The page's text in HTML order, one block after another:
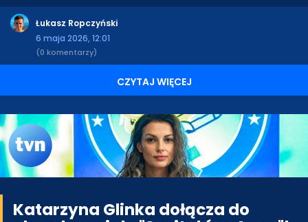
Łukasz Ropczyński
6 maja 2026, 12:01
(0 komentarzy)
CZYTAJ WIĘCEJ
Katarzyna Glinka dołącza do